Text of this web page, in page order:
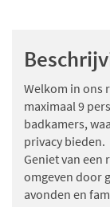
Welkom in ons
maximaal 9
badkamers,
privacy bieden.
Geniet van een
omgeven door
avonden en